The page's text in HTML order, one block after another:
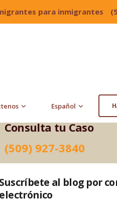
para inmigrantes
Español
Consulta tu Caso
(509) 927-3840
Suscríbete al blog por
electrónico